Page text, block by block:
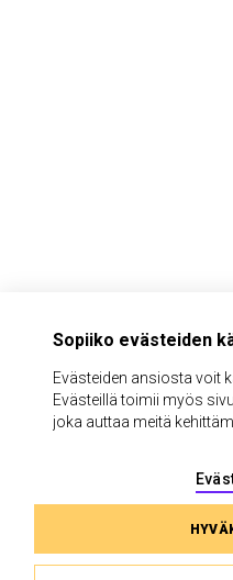
Sopiiko evästeiden
Evästeiden ansiosta voit
Evästeillä toimii myös
joka auttaa meitä